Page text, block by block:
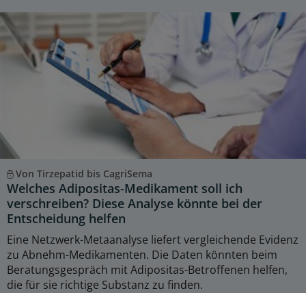
Von Tirzepatid bis CagriSema
Welches Adipositas-Medikament soll ich
verschreiben? Diese Analyse könnte bei der
Entscheidung helfen
Eine Netzwerk-Metaanalyse liefert vergleichende Evidenz
zu Abnehm-Medikamenten. Die Daten könnten beim
Beratungsgespräch mit Adipositas-Betroffenen helfen,
die für sie richtige Substanz zu finden.